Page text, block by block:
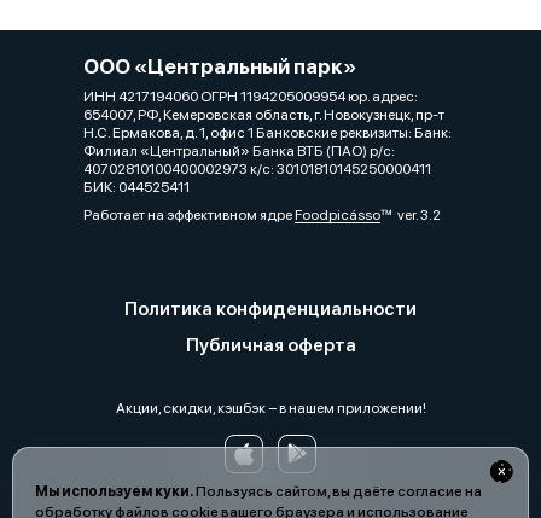
Мы используем куки.Пользуясь сайтом, вы даёте согласие на
обработку файлов cookie вашего браузера и использование
ООО «Центральный парк»
ИНН 4217194060 ОГРН 1194205009954 юр. адрес:
654007, РФ, Кемеровская область, г. Новокузнецк, пр-т
Н.С. Ермакова, д. 1, офис 1 Банковские реквизиты: Банк:
Филиал «Центральный» Банка ВТБ (ПАО) р/с:
40702810100400002973 к/с: 30101810145250000411
БИК: 044525411
Работает на эффективном ядреFoodpicássover. 3.2
Политика конфиденциальности
Публичная оферта
Акции, скидки, кэшбэк − в нашем приложении!